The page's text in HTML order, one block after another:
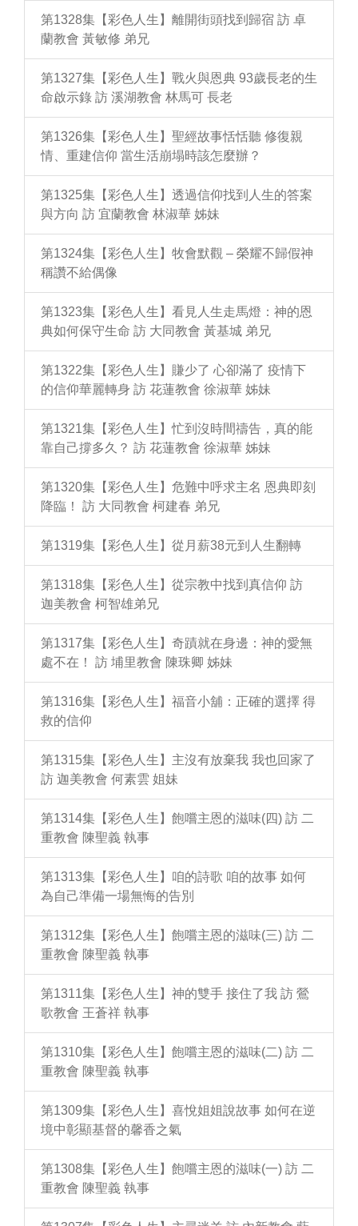
第1328集【彩色人生】離開街頭找到歸宿 訪 卓
蘭教會 黃敏修 弟兄
第1327集【彩色人生】戰火與恩典 93歲長老的生
命啟示錄 訪 溪湖教會 林馬可 長老
第1326集【彩色人生】聖經故事恬恬聽 修復親
情、重建信仰 當生活崩塌時該怎麼辦？
第1325集【彩色人生】透過信仰找到人生的答案
與方向 訪 宜蘭教會 林淑華 姊妹
第1324集【彩色人生】牧會默觀 – 榮耀不歸假神
稱讚不給偶像
第1323集【彩色人生】看見人生走馬燈：神的恩
典如何保守生命 訪 大同教會 黃基城 弟兄
第1322集【彩色人生】賺少了 心卻滿了 疫情下
的信仰華麗轉身 訪 花蓮教會 徐淑華 姊妹
第1321集【彩色人生】忙到沒時間禱告，真的能
靠自己撐多久？ 訪 花蓮教會 徐淑華 姊妹
第1320集【彩色人生】危難中呼求主名 恩典即刻
降臨！ 訪 大同教會 柯建春 弟兄
第1319集【彩色人生】從月薪38元到人生翻轉
第1318集【彩色人生】從宗教中找到真信仰 訪
迦美教會 柯智雄弟兄
第1317集【彩色人生】奇蹟就在身邊：神的愛無
處不在！ 訪 埔里教會 陳珠卿 姊妹
第1316集【彩色人生】福音小舖：正確的選擇 得
救的信仰
第1315集【彩色人生】主沒有放棄我 我也回家了
訪 迦美教會 何素雲 姐妹
第1314集【彩色人生】飽嚐主恩的滋味(四) 訪 二
重教會 陳聖義 執事
第1313集【彩色人生】咱的詩歌 咱的故事 如何
為自己準備一場無悔的告別
第1312集【彩色人生】飽嚐主恩的滋味(三) 訪 二
重教會 陳聖義 執事
第1311集【彩色人生】神的雙手 接住了我 訪 鶯
歌教會 王蒼祥 執事
第1310集【彩色人生】飽嚐主恩的滋味(二) 訪 二
重教會 陳聖義 執事
第1309集【彩色人生】喜悅姐姐說故事 如何在逆
境中彰顯基督的馨香之氣
第1308集【彩色人生】飽嚐主恩的滋味(一) 訪 二
重教會 陳聖義 執事